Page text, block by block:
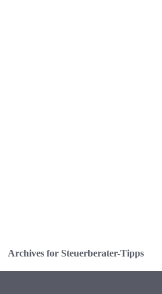
Archives for Steuerberater-Tipps